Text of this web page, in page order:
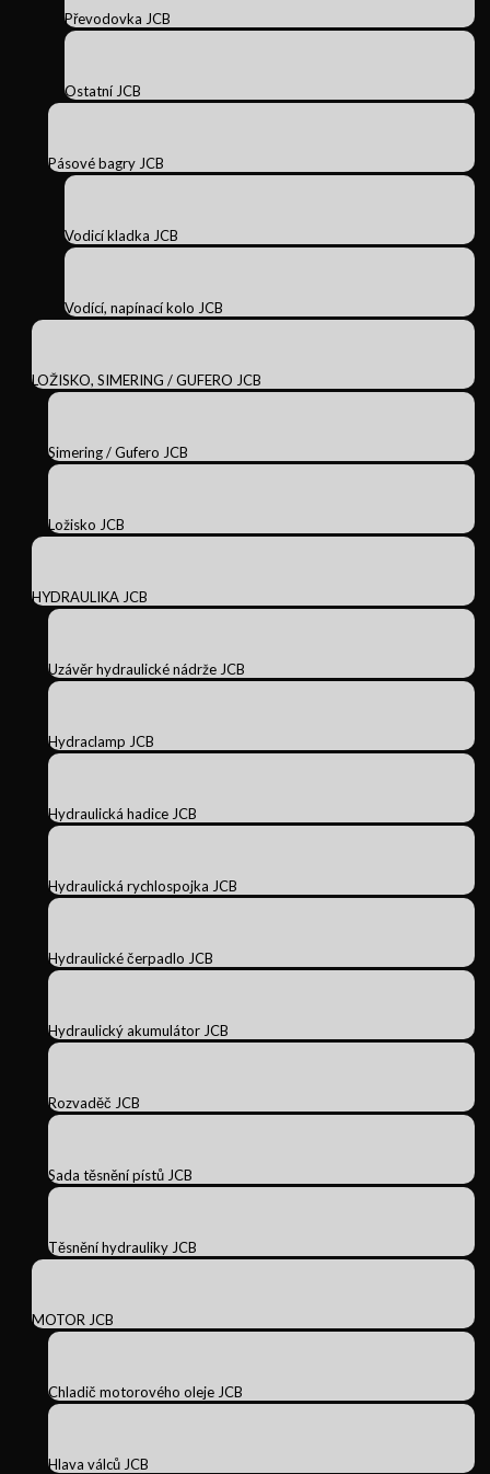
Převodovka JCB
Ostatní JCB
Pásové bagry JCB
Vodicí kladka JCB
Vodící, napínací kolo JCB
LOŽISKO, SIMERING / GUFERO JCB
Simering / Gufero JCB
Ložisko JCB
HYDRAULIKA JCB
Uzávěr hydraulické nádrže JCB
Hydraclamp JCB
Hydraulická hadice JCB
Hydraulická rychlospojka JCB
Hydraulické čerpadlo JCB
Hydraulický akumulátor JCB
Rozvaděč JCB
Sada těsnění pístů JCB
Těsnění hydrauliky JCB
MOTOR JCB
Chladič motorového oleje JCB
Hlava válců JCB